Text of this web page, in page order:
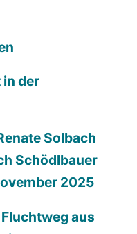
der
Solbach
Schödlbauer
2025
aus